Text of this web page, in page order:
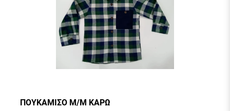
ΠΟΥΚΑΜΙΣΟ Μ/Μ ΚΑΡΩ